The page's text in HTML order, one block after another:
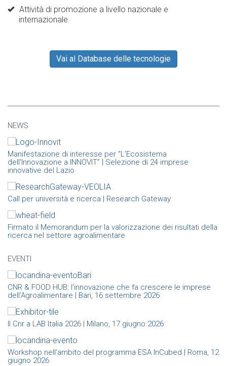
Attività di promozione a livello nazionale e
internazionale.
Vai al Database delle tecnologie
NEWS
Manifestazione di interesse per “L’Ecosistema
dell’Innovazione a INNOVIT” | Selezione di 24 imprese
innovative del Lazio
Call per università e ricerca | Research Gateway
Firmato il Memorandum per la valorizzazione dei risultati della
ricerca nel settore agroalimentare
EVENTI
CNR & FOOD HUB: l’innovazione che fa crescere le imprese
dell’Agroalimentare | Bari, 16 settembre 2026
Il Cnr a LAB Italia 2026 | Milano, 17 giugno 2026
Workshop nell'ambito del programma ESA InCubed | Roma, 12
giugno 2026